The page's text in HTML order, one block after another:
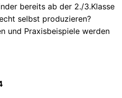
bereits ab der 2./3.Klasse
selbst produzieren?
und Praxisbeispiele werden